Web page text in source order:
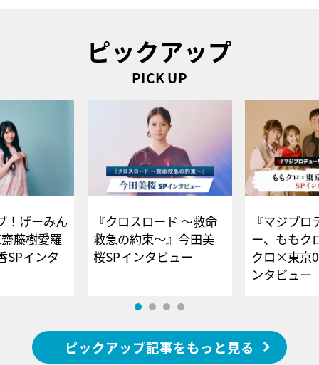
ピックアップ
PICK UP
！げーみん
藤樹愛羅
SPインタ
『クロスロード ～救命
救急の約束～』今田美
桜SPインタビュー
『マジプロ
ー、ももク
クロ×東京
ンタビュー
ピックアップ記事をもっと見る